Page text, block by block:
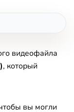
видеофайла
, который
вы могли